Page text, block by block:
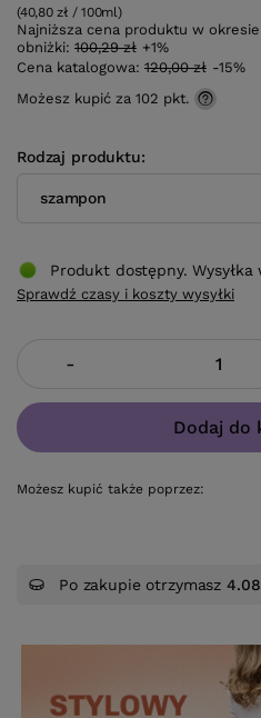
Rodzaj produktu
szampon
(40,80 zł / 100ml)
Najniższa cena produktu w
obniżki: 100,29 zł +1%
Cena katalogowa: 120,00 zł -15%
Możesz kupić za 102 pkt.
-
Dodaj do
Możesz kupić także poprzez:
Produkt dostępny. Wysyłka
Sprawdź czasy i koszty wysyłki
Po zakupie otrzymasz